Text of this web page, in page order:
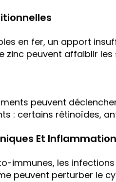
en fer, un apport
zinc peuvent affaiblir
peuvent
: certains rétinoïdes,
Et Inflammation
immunes, les
peuvent perturber le